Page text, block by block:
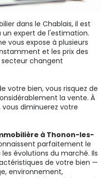
dans le Chablais, il est
un expert de l'estimation.
vous expose à plusieurs
et les prix des
changent
votre bien, vous risquez de
la vente. À
diminuerez votre
à Thonon-les-
parfaitement le
évolutions du marché. Ils
de votre bien —
environnement,